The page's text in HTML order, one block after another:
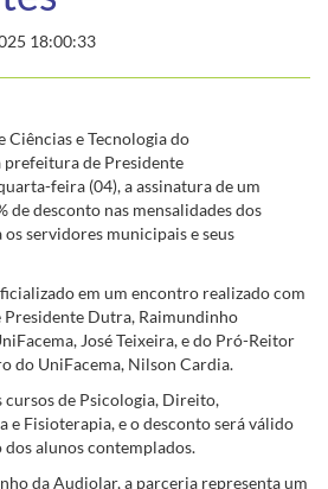
18:00:33
e Tecnologia do
prefeitura de Presidente
feira (04), a assinatura de um
de desconto nas mensalidades dos
servidores municipais e seus
em um encontro realizado com
Presidente Dutra, Raimundinho
José Teixeira, e do Pró-Reitor
do UniFacema, Nilson Cardia.
de Psicologia, Direito,
e Fisioterapia, e o desconto será válido
alunos contemplados.
da Audiolar, a parceria representa um